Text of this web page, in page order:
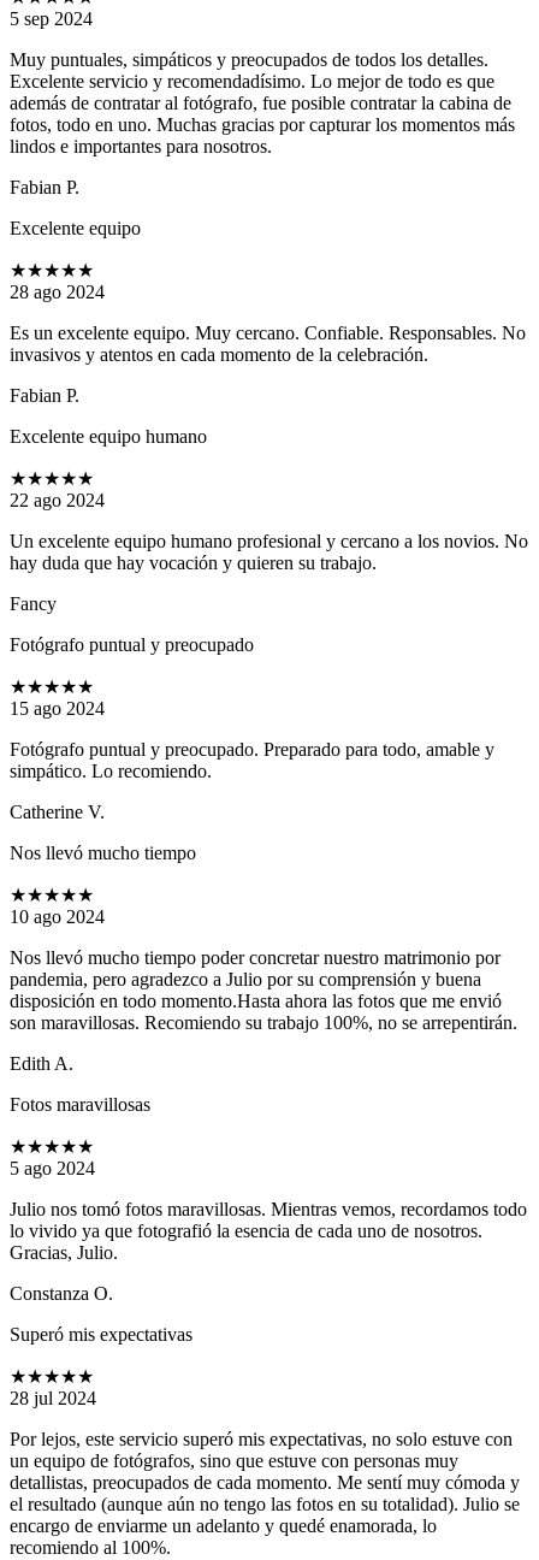
5 sep 2024
Muy puntuales, simpáticos y preocupados de todos los detalles.
Excelente servicio y recomendadísimo. Lo mejor de todo es que
además de contratar al fotógrafo, fue posible contratar la cabina de
fotos, todo en uno. Muchas gracias por capturar los momentos más
lindos e importantes para nosotros.
Fabian P.
Excelente equipo
★★★★★
28 ago 2024
Es un excelente equipo. Muy cercano. Confiable. Responsables. No
invasivos y atentos en cada momento de la celebración.
Fabian P.
Excelente equipo humano
★★★★★
22 ago 2024
Un excelente equipo humano profesional y cercano a los novios. No
hay duda que hay vocación y quieren su trabajo.
Fancy
Fotógrafo puntual y preocupado
★★★★★
15 ago 2024
Fotógrafo puntual y preocupado. Preparado para todo, amable y
simpático. Lo recomiendo.
Catherine V.
Nos llevó mucho tiempo
★★★★★
10 ago 2024
Nos llevó mucho tiempo poder concretar nuestro matrimonio por
pandemia, pero agradezco a Julio por su comprensión y buena
disposición en todo momento.Hasta ahora las fotos que me envió
son maravillosas. Recomiendo su trabajo 100%, no se arrepentirán.
Edith A.
Fotos maravillosas
★★★★★
5 ago 2024
Julio nos tomó fotos maravillosas. Mientras vemos, recordamos todo
lo vivido ya que fotografió la esencia de cada uno de nosotros.
Gracias, Julio.
Constanza O.
Superó mis expectativas
★★★★★
28 jul 2024
Por lejos, este servicio superó mis expectativas, no solo estuve con
un equipo de fotógrafos, sino que estuve con personas muy
detallistas, preocupados de cada momento. Me sentí muy cómoda y
el resultado (aunque aún no tengo las fotos en su totalidad). Julio se
encargo de enviarme un adelanto y quedé enamorada, lo
recomiendo al 100%.